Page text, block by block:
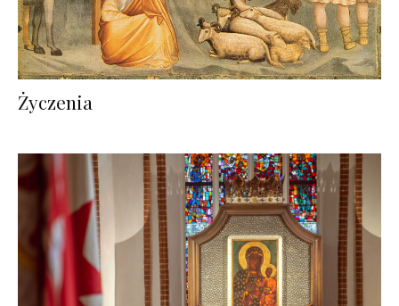
Życzenia